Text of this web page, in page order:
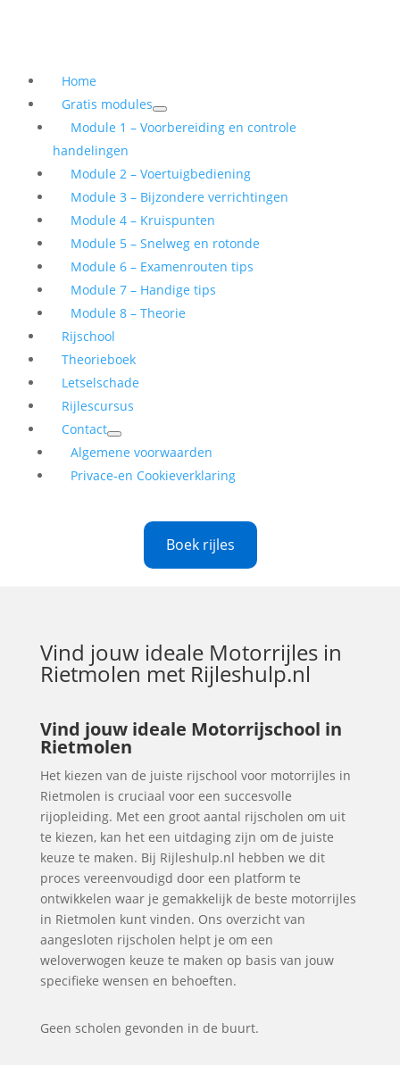
Home
Gratis modules
Module 1 – Voorbereiding en controle
handelingen
Module 2 – Voertuigbediening
Module 3 – Bijzondere verrichtingen
Module 4 – Kruispunten
Module 5 – Snelweg en rotonde
Module 6 – Examenrouten tips
Module 7 – Handige tips
Module 8 – Theorie
Rijschool
Theorieboek
Letselschade
Rijlescursus
Contact
Algemene voorwaarden
Privace-en Cookieverklaring
Boek rijles
Vind jouw ideale Motorrijles in
Rietmolen met Rijleshulp.nl
Vind jouw ideale Motorrijschool in
Rietmolen
Het kiezen van de juiste rijschool voor motorrijles in
Rietmolen is cruciaal voor een succesvolle
rijopleiding. Met een groot aantal rijscholen om uit
te kiezen, kan het een uitdaging zijn om de juiste
keuze te maken. Bij Rijleshulp.nl hebben we dit
proces vereenvoudigd door een platform te
ontwikkelen waar je gemakkelijk de beste motorrijles
in Rietmolen kunt vinden. Ons overzicht van
aangesloten rijscholen helpt je om een
weloverwogen keuze te maken op basis van jouw
specifieke wensen en behoeften.
Geen scholen gevonden in de buurt.